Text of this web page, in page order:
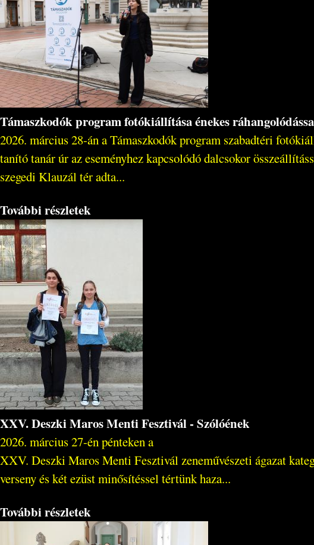
Támaszkodók program fotókiállítása énekes
2026. március 28-án a Támaszkodók program szabadtéri
tanító tanár úr az eseményhez kapcsolódó dalcsokor
szegedi Klauzál tér adta...
További részletek
XXV. Deszki Maros Menti Fesztivál - Szólóének
2026. március 27-én pénteken a
XXV. Deszki Maros Menti Fesztivál zeneművészeti ágazat
verseny és két ezüst minősítéssel tértünk haza...
További részletek